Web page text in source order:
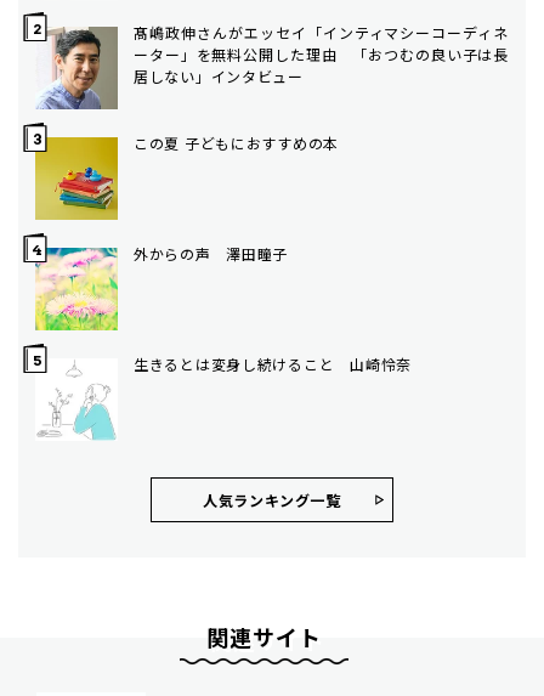
髙嶋政伸さんがエッセイ「インティマシーコーディネ
ーター」を無料公開した理由 「おつむの良い子は長
居しない」インタビュー
この夏 子どもにおすすめの本
外からの声 澤田瞳子
生きるとは変身し続けること 山崎怜奈
人気ランキング⼀覧
関連サイト